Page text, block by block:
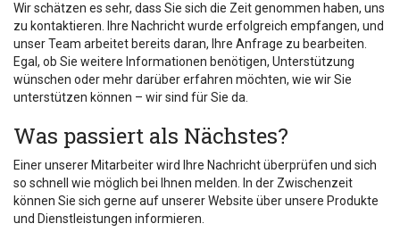
Wir schätzen es sehr, dass Sie sich die Zeit genommen haben, uns
zu kontaktieren. Ihre Nachricht wurde erfolgreich empfangen, und
unser Team arbeitet bereits daran, Ihre Anfrage zu bearbeiten.
Egal, ob Sie weitere Informationen benötigen, Unterstützung
wünschen oder mehr darüber erfahren möchten, wie wir Sie
unterstützen können – wir sind für Sie da.
Was passiert als Nächstes?
Einer unserer Mitarbeiter wird Ihre Nachricht überprüfen und sich
so schnell wie möglich bei Ihnen melden. In der Zwischenzeit
können Sie sich gerne auf unserer Website über unsere Produkte
und Dienstleistungen informieren.